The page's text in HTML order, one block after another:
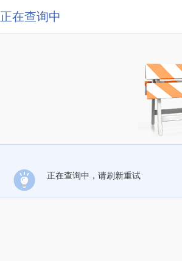
正在查询中
正在查询中，请刷新重试